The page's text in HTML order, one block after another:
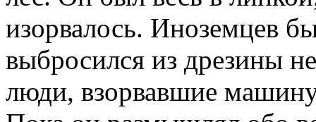
изорвалось. Иноземцев
выбросился из дрезины
люди, взорвавшие